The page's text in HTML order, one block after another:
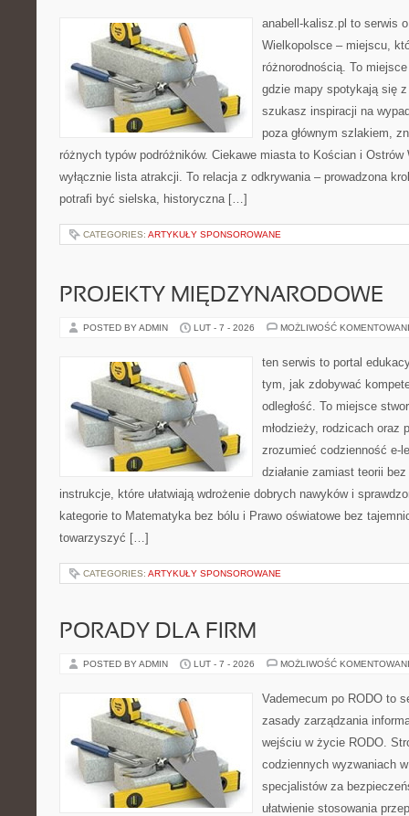
anabell-kalisz.pl to serwis
Wielkopolsce – miejscu,
różnorodnością. To
gdzie mapy spotykają się
szukasz inspiracji na
poza głównym szlakiem,
różnych typów podróżników. Ciekawe miasta to Kościan i
wyłącznie lista atrakcji. To relacja z odkrywania – prowadzona
potrafi być sielska, historyczna […]
CATEGORIES: ARTYKUŁY SPONSOROWANE
PROJEKTY MIĘDZYNARODOWE
POSTED BY ADMIN LUT - 7 - 2026 MOŻLIWOŚĆ
ten serwis to portal
tym, jak zdobywać
odległość. To miejsce
młodzieży, rodzicach oraz
zrozumieć codzienność e-
działanie zamiast teorii
instrukcje, które ułatwiają wdrożenie dobrych nawyków i
kategorie to Matematyka bez bólu i Prawo oświatowe bez
towarzyszyć […]
CATEGORIES: ARTYKUŁY SPONSOROWANE
PORADY DLA FIRM
POSTED BY ADMIN LUT - 7 - 2026 MOŻLIWOŚĆ
Vademecum po RODO to
zasady zarządzania
wejściu w życie RODO.
codziennych wyzwaniach
specjalistów za
ułatwienie stosowania